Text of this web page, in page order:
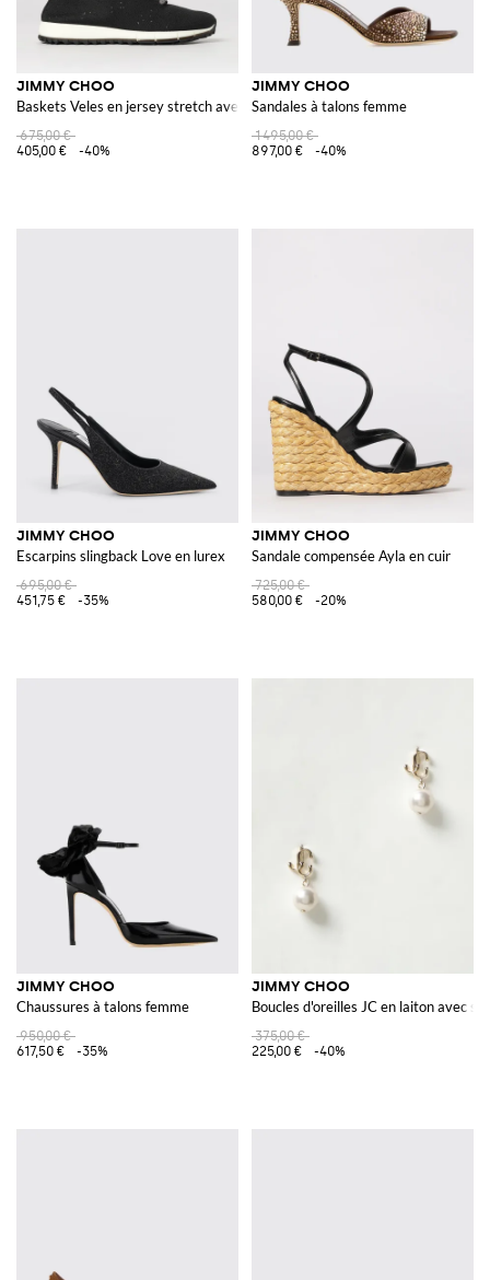
JIMMY CHOO
Baskets Veles en jersey stretch avec paillettes brodées
675,00 €
405,00 €
-40%
JIMMY CHOO
Sandales à talons femme
1 495,00 €
897,00 €
-40%
JIMMY CHOO
Escarpins slingback Love en lurex
695,00 €
451,75 €
-35%
JIMMY CHOO
Sandale compensée Ayla en cuir
725,00 €
580,00 €
-20%
JIMMY CHOO
Chaussures à talons femme
950,00 €
617,50 €
-35%
JIMMY CHOO
Boucles d'oreilles JC en laiton avec
375,00 €
225,00 €
-40%